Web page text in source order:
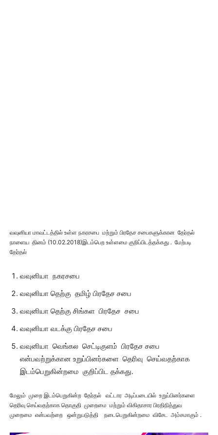
வவுனியா மாவட்டத்தில் உள்ள நகரசபை மற்றும் பிரதேச சபைகளுக்கான தேர்தல்
நாளைய தினம் (10.02.2018)இடம்பெற உள்ளமை குறிப்பிடத்தக்கது . மேற்படி
தேர்தல்
வவுனியா நகரசபை
வவுனியா தெற்கு தமிழ் பிரதேச சபை
வவுனியா தெற்கு சிங்கள பிரதேச சபை
வவுனியா வடக்கு பிரதேச சபை
வவுனியா வெங்கல செட்டிகுளம் பிரதேச சபை
என்பவற்றுக்கான உறுப்பினர்களை தெரிவு செய்வதற்காக
இடம்பெறுகின்றமை குறிப்பிட தக்கது.
மேலும் முறை இடம்பெறுகின்ற தேர்தல் வட்டார அடிப்படையில் உறுப்பினர்களை
தெரிவு செய்வதற்காக தொகுதி முறைமை மற்றும் விகிதாசார பிரதிநித்துவ
முறைமை என்பவற்றை ஒன்றுபடுத்தி நடைபெறுகின்றமை விசேட அம்சமாகும் .